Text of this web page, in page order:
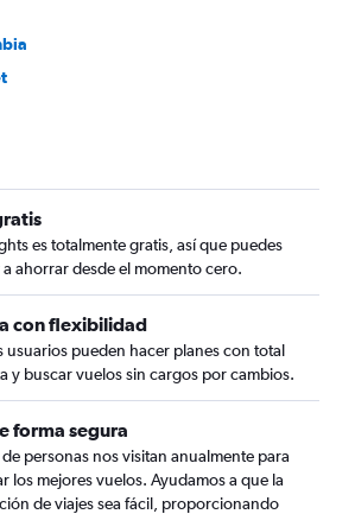
es totalmente gratis, así que puedes
a ahorrar desde el momento cero.
con flexibilidad
usuarios pueden hacer planes con total
y buscar vuelos sin cargos por cambios.
forma segura
personas nos visitan anualmente para
los mejores vuelos. Ayudamos a que la
de viajes sea fácil, proporcionando